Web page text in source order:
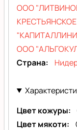
ООО
ООО
Страна
Цвет кожуры
Цвет мякоти